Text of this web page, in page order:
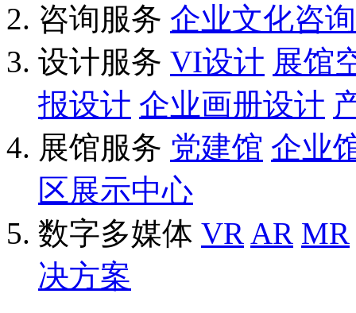
咨询服务 企业文化咨询
设计服务 VI设计 展馆
报设计 企业画册设计
展馆服务 党建馆 企业
区展示中心
数字多媒体 VR AR MR
决方案